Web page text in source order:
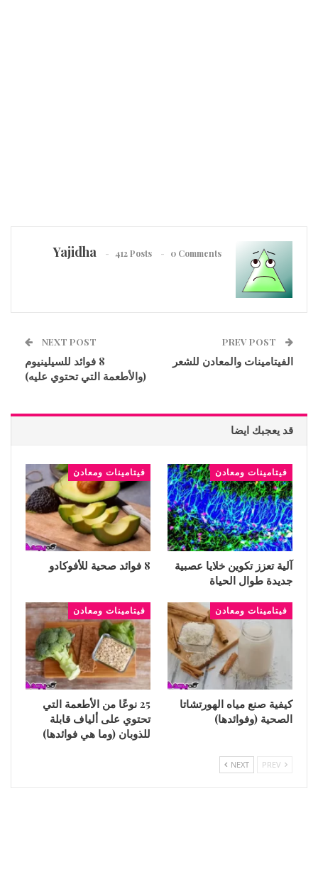
Yajidha 412 Posts 0 Comments
الفيتامينات والمعادن للشعر
NEXT POST
8 فوائد للسيلينيوم
(والأطعمة التي تحتوي عليه)
قد يعجبك ايضا
فيتامينات ومعادن
آلية تعزز تكوين خلايا عصبية
جديدة طوال الحياة
فيتامينات ومعادن
8 فوائد صحية للأفوكادو
فيتامينات ومعادن
كيفية صنع مياه الهورتشاتا
الصحية (وفوائدها)
فيتامينات ومعادن
25 نوعًا من الأطعمة التي
تحتوي على ألياف قابلة
للذوبان (وما هي فوائدها)
NEXT